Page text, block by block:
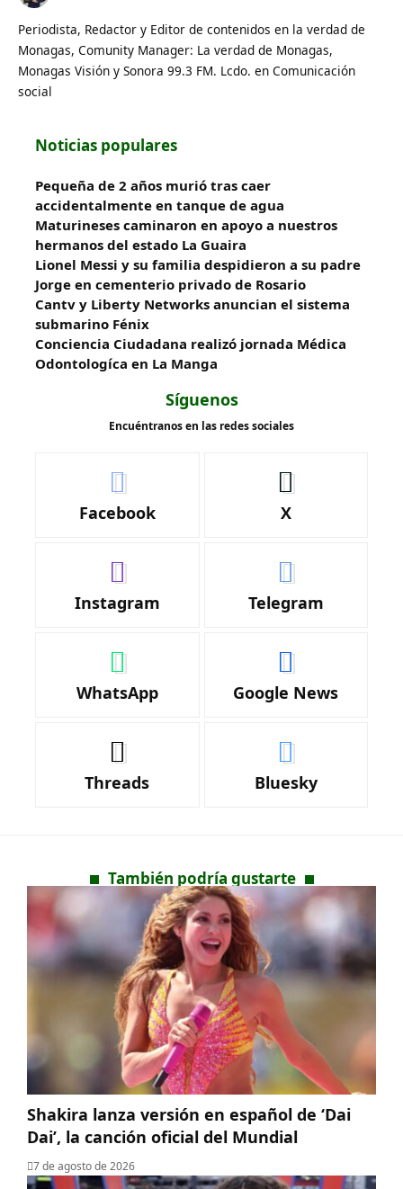
Periodista, Redactor y Editor de contenidos en la verdad de
Monagas, Comunity Manager: La verdad de Monagas,
Monagas Visión y Sonora 99.3 FM. Lcdo. en Comunicación
social
Noticias populares
Pequeña de 2 años murió tras caer
accidentalmente en tanque de agua
Maturineses caminaron en apoyo a nuestros
hermanos del estado La Guaira
Lionel Messi y su familia despidieron a su padre
Jorge en cementerio privado de Rosario
Cantv y Liberty Networks anuncian el sistema
submarino Fénix
Conciencia Ciudadana realizó jornada Médica
Odontologíca en La Manga
Síguenos
Encuéntranos en las redes sociales
Facebook X
Instagram Telegram
WhatsApp Google News
Threads Bluesky
También podría gustarte
Shakira lanza versión en español de ‘Dai
Dai’, la canción oficial del Mundial
7 de agosto de 2026